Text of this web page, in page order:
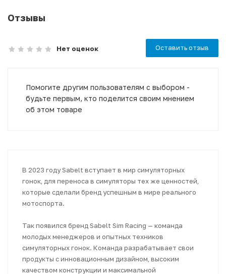
Отзывы
Нет оценок Оставить отзыв
Помогите другим пользователям с выбором -
будьте первым, кто поделится своим мнением
об этом товаре
В 2023 году Sabelt вступает в мир симуляторных
гонок, для переноса в симуляторы тех же ценностей,
которые сделали бренд успешным в мире реального
мотоспорта.
Так появился бренд Sabelt Sim Racing — команда
молодых менеджеров и опытных техников
симуляторных гонок. Команда разрабатывает свои
продукты с инновационным дизайном, высоким
качеством конструкции и максимальной